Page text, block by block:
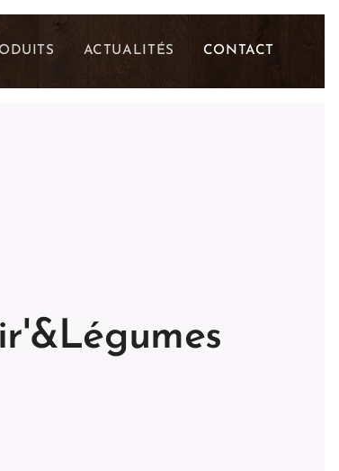
ACTUALITÉS CONTACT